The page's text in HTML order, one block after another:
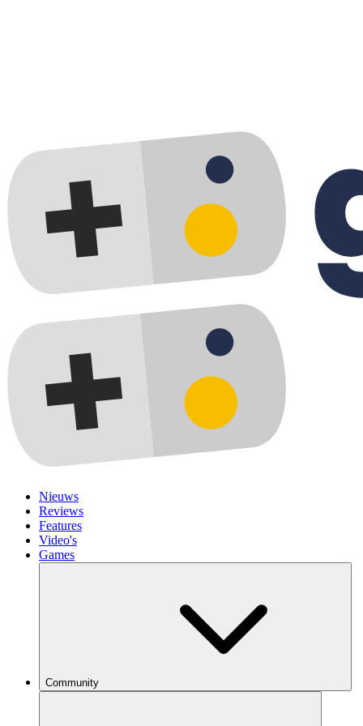
Nieuws
Reviews
Features
Video's
Games
Community